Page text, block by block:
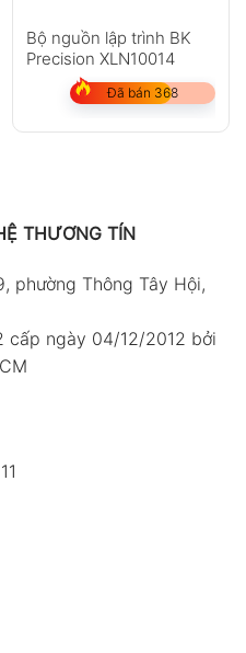
Bộ nguồn lập trình BK
Precision XLN10014
Đã bán 368
THƯƠNG TÍN
phường Thông Tây Hội,
cấp ngày 04/12/2012 bởi